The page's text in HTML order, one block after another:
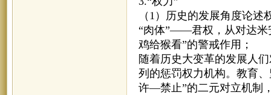
（1）历史的发展角度论述
“肉体”——君权，从对达米
鸡给猴看”的警戒作用；
随着历史大变革的发展人
列的惩罚权力机构。教育
许—禁止”的二元对立机制